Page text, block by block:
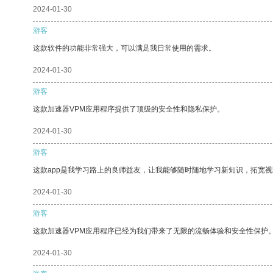
2024-01-30
游客
这款软件的功能非常强大，可以满足我日常使用的需求。
2024-01-30
游客
这款加速器VPM应用程序提供了顶级的安全性和隐私保护。
2024-01-30
游客
这款app是我学习路上的良师益友，让我能够随时随地学习新知识，拓宽
2024-01-30
游客
这款加速器VPM应用程序已经为我们带来了无限的流畅体验和安全性保护
2024-01-30